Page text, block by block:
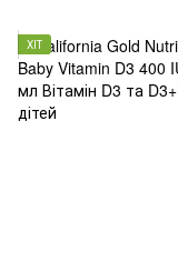
ХІТ